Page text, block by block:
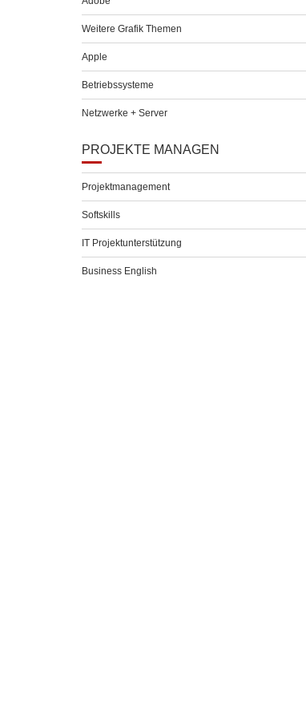
Weitere Grafik Themen
Apple
Betriebssysteme
Netzwerke + Server
PROJEKTE MANAGEN
Projektmanagement
Softskills
IT Projektunterstützung
Business English